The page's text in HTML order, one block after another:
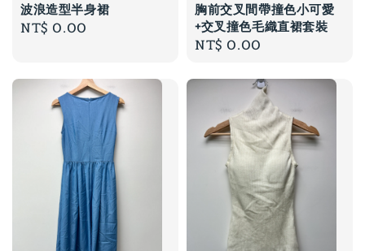
波浪造型半身裙
Regular
NT$ 0.00
胸前交叉間帶撞色小可愛
+交叉撞色毛織直裙套裝
Regular
NT$ 0.00